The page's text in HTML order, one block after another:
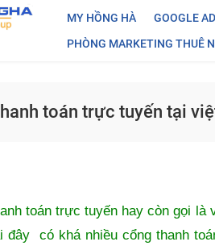
MY HỒNG HÀ
một cuộc đời ở lại"
GOOGLE
Quảng Cáo
PHÒNG MARKETING THUÊ
toán trực tuyến tại
toán trực tuyến hay còn gọi
đây có khá nhiều cổng thanh